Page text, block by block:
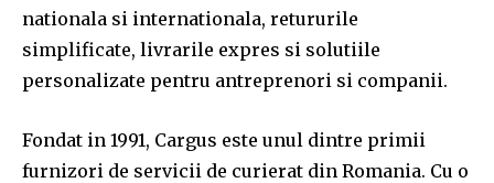
nationala si internationala, retururile
simplificate, livrarile expres si solutiile
personalizate pentru antreprenori si companii.
Fondat in 1991, Cargus este unul dintre primii
furnizori de servicii de curierat din Romania. Cu o